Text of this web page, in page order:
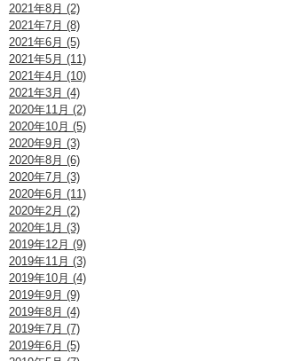
2021年8月 (2)
2021年7月 (8)
2021年6月 (5)
2021年5月 (11)
2021年4月 (10)
2021年3月 (4)
2020年11月 (2)
2020年10月 (5)
2020年9月 (3)
2020年8月 (6)
2020年7月 (3)
2020年6月 (11)
2020年2月 (2)
2020年1月 (3)
2019年12月 (9)
2019年11月 (3)
2019年10月 (4)
2019年9月 (9)
2019年8月 (4)
2019年7月 (7)
2019年6月 (5)